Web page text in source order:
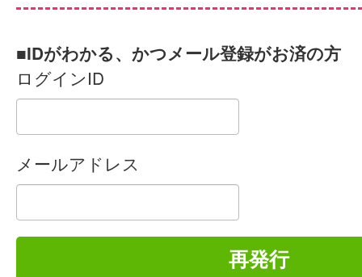
■IDがわかる、かつメール登録がお済の方
ログインID
メールアドレス